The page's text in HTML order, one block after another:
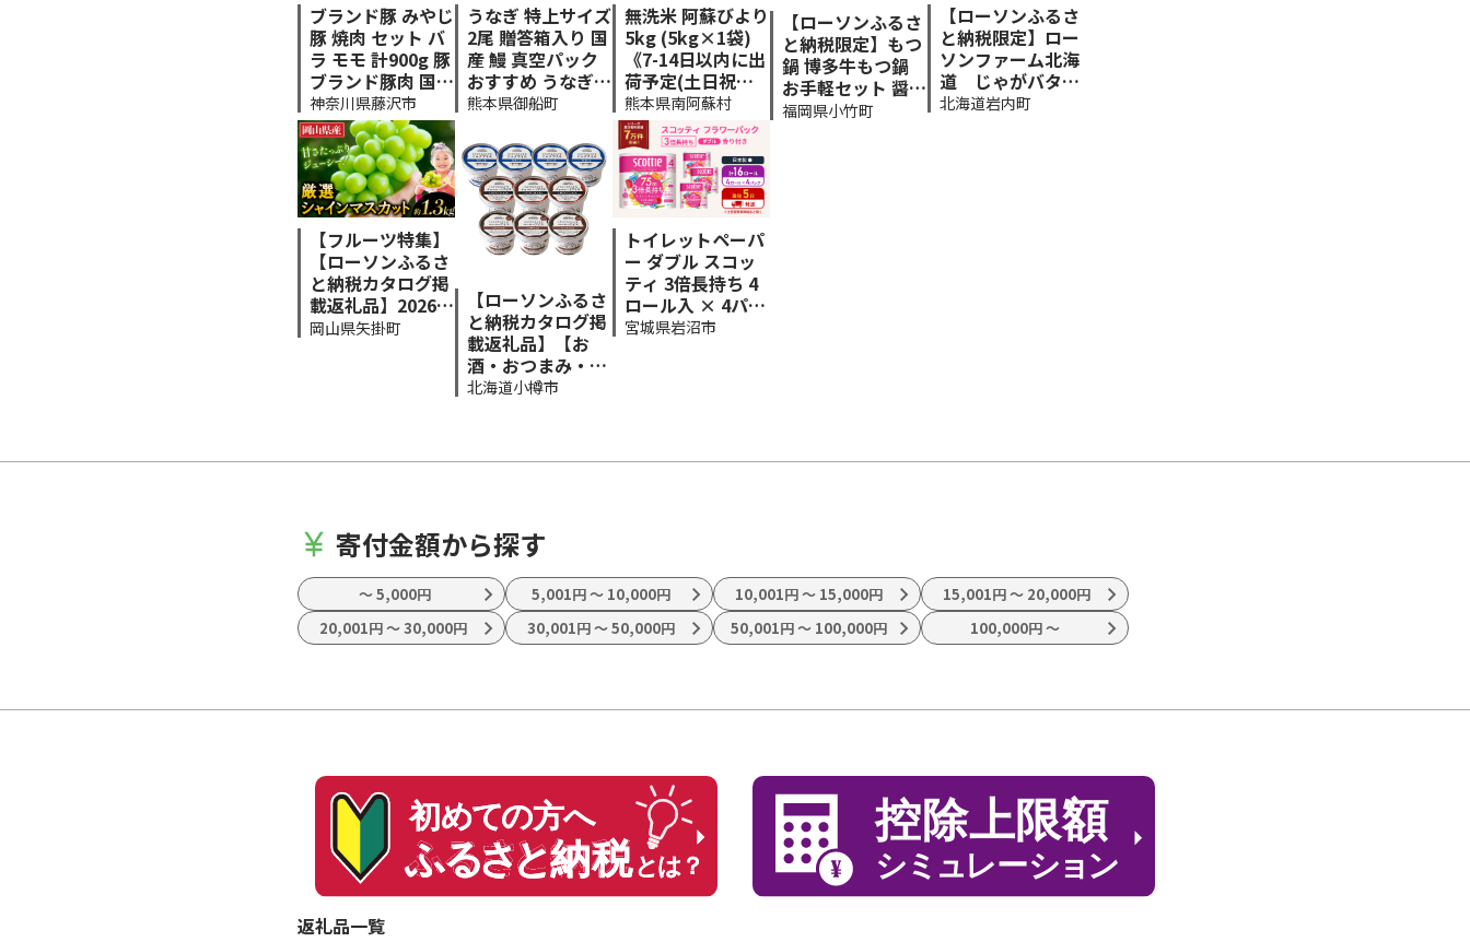
ブランド豚 みやじ
豚 焼肉 セット バ
ラ モモ 計900g 豚
ブランド豚肉 国産
ぶたにく ぶた but
a BBQ バーベキュ
ー 焼き肉 しゃぶ
しゃぶ 真空 パッ
ク ポーク しゃぶ
すきやき すき焼き
シャブシャブ お肉
肉 おにく niku BB
Q 冷蔵 生肉 神奈
川 湘南 藤沢
神奈川県藤沢市
うなぎ 特上サイズ
2尾 贈答箱入り 国
産 鰻 真空パック
おすすめ うなぎの
蒲焼 《30日以内
祝除く)》 ふるさ
とのうぜい 特上
簡易包装 ウナギ u
nagi 蒲焼 秋 冬 旬
配送時期 冷凍---m
ifune_lcl_1142_
熊本県御船町
無洗米 阿蘇びより
5kg (5kg×1袋)
《7-14日以内に出
荷予定(土日祝除
く)》 ｜人気米 熊
本県産米 お米 生
活応援米---mna_
aby_r8_m_5kg_
8000_s---
熊本県南阿蘇村
【ローソンふるさ
と納税限定】もつ
鍋 博多牛もつ鍋
お手軽セット 醤油
味 1人前《30営業
福岡県小竹町
【ローソンふるさ
と納税限定】ロー
ソンファーム北海
道 じゃがバター
×16個 ★オリジ
北海道岩内町
【フルーツ特集】
【ローソンふるさ
と納税カタログ掲
載返礼品】2026年
発送先行予約 厳選
ぶどう 種なし ぶ
ト 大粒 シャイン
マスカット 晴王
シャインマスカッ
ト 岡山 シャイン
マスカット---ofn
岡山県矢掛町
【ローソンふるさ
と納税カタログ掲
載返礼品】【お
酒・おつまみ・デ
ザート特集】成城
北海道小樽市
トイレットペーパ
ー ダブル スコッ
ティ 3倍長持ち 4
ロール入 × 4パッ
ク フラワーパック
宮城県岩沼市
寄付金額から探す
〜5,000円 5,001円〜 10,000円 10,001円〜 15,000円 15,001円〜 20,000円
20,001円〜30,000円 30,001円〜50,000円 50,001円〜 100,000円 100,000円〜
返礼品一覧